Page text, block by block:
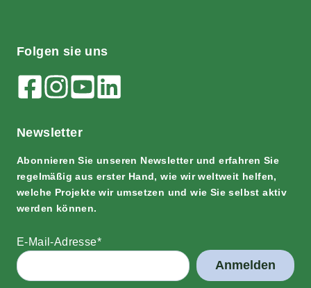
Fol­gen sie uns
News­let­ter
Abon­nie­ren Sie unse­ren News­let­ter und erfah­ren Sie
regel­mä­ßig aus ers­ter Hand, wie wir welt­weit hel­fen,
wel­che Pro­jek­te wir umset­zen und wie Sie selbst aktiv
wer­den können.
E‑Mail-Adres­se*
Anmelden